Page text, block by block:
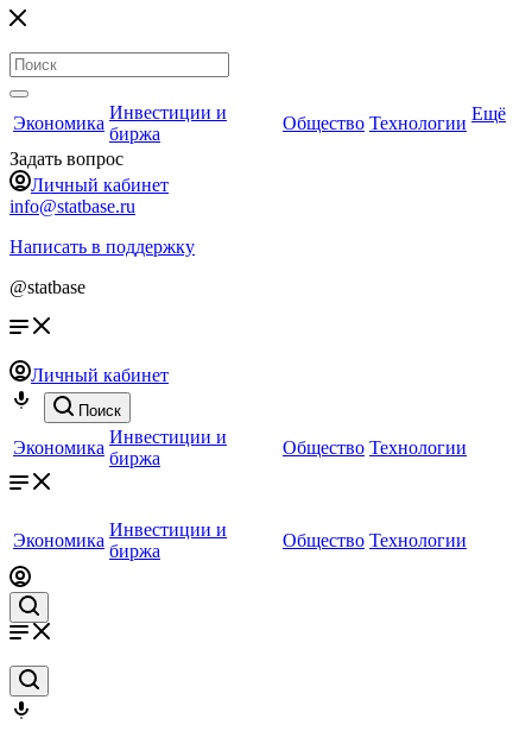
Экономика
Инвестиции и
биржа
Общество Технологии Ещё
Задать вопрос
Личный кабинет
info@statbase.ru
Написать в поддержку
@statbase
Личный кабинет
Поиск
Экономика
Инвестиции и
биржа
Общество Технологии
Экономика
Инвестиции и
биржа
Общество Технологии